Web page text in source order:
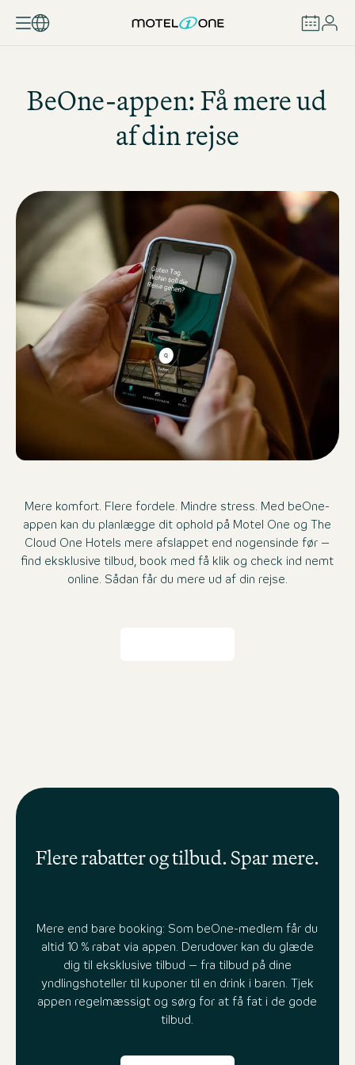
BeOne-appen: Få mere ud
af din rejse
Mere komfort. Flere fordele. Mindre stress. Med beOne-
appen kan du planlægge dit ophold på Motel One og The
Cloud One Hotels mere afslappet end nogensinde før –
find eksklusive tilbud, book med få klik og check ind nemt
online. Sådan får du mere ud af din rejse.
Flere rabatter og tilbud. Spar mere.
Mere end bare booking: Som beOne-medlem får du
altid 10 % rabat via appen. Derudover kan du glæde
dig til eksklusive tilbud – fra tilbud på dine
yndlingshoteller til kuponer til en drink i baren. Tjek
appen regelmæssigt og sørg for at få fat i de gode
tilbud.